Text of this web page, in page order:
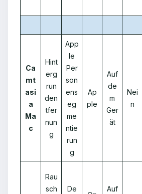
Ca
mt
asi
a
Ma
c
Hint
erg
run
den
tfer
nun
g
App
le
Per
son
ens
eg
me
ntie
run
g
Ap
ple
Auf
de
m
Ger
ät
Nei
n
Rau
sch
De
Auf